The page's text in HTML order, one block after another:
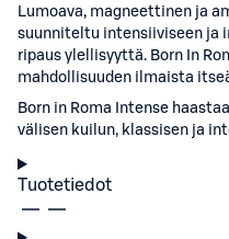
Lumoava, magneettinen ja
suunniteltu intensiiviseen ja
ripaus ylellisyyttä. Born In
mahdollisuuden ilmaista
Born in Roma Intense
välisen kuilun, klassisen ja
Tuotetiedot